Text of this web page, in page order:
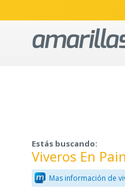
Estás buscando:
Viveros En
Mas información de